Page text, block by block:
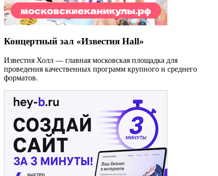
Концертный зал «Известия Hall»
Известия Холл — главная московская площадка для
проведения качественных программ крупного и среднего
форматов.